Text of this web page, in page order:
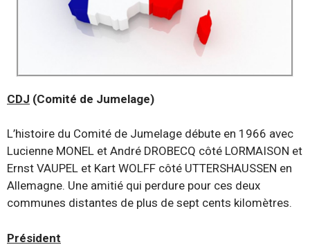
CDJ (Comité de Jumelage)
L’histoire du Comité de Jumelage débute en 1966 avec
Lucienne MONEL et André DROBECQ côté LORMAISON et
Ernst VAUPEL et Kart WOLFF côté UTTERSHAUSSEN en
Allemagne. Une amitié qui perdure pour ces deux
communes distantes de plus de sept cents kilomètres.
Président